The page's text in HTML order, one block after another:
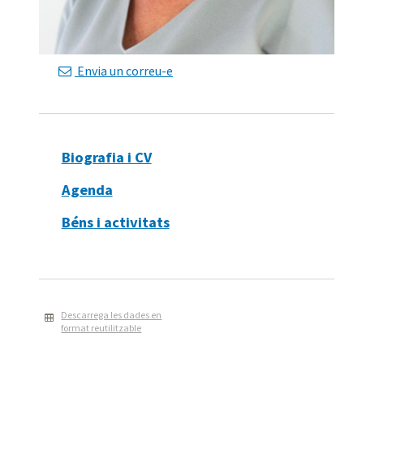
Envia un correu-e
Biografia i CV
Agenda
Béns i activitats
Descarrega les dades en
format reutilitzable